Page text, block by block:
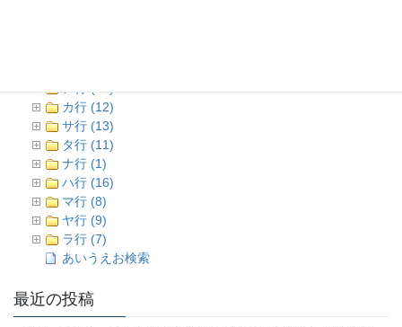
カ行 (12)
サ行 (13)
タ行 (11)
ナ行 (1)
ハ行 (16)
マ行 (8)
ヤ行 (9)
ラ行 (7)
あいうえお検索
最近の投稿